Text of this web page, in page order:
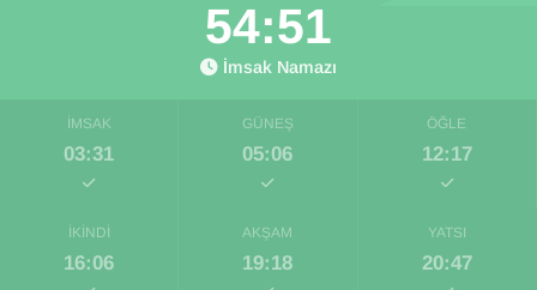
54:50
İmsak Namazı
İMSAK
03:31
GÜNEŞ
05:06
ÖĞLE
12:17
İKINDI
16:06
AKŞAM
19:18
YATSI
20:47